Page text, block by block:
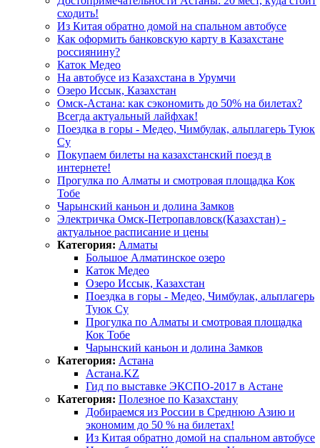
сходить!
Из Китая обратно домой на спальном автобусе
Как оформить банковскую карту в Казахстане
россиянину?
Каток Медео
На автобусе из Казахстана в Урумчи
Озеро Иссык, Казахстан
Омск-Астана: как сэкономить до 50% на билетах?
Всегда актуальный лайфхак!
Поездка в горы - Медео, Чимбулак, альплагерь Туюк
Су
Покупаем билеты на казахстанский поезд в
интернете!
Прогулка по Алматы и смотровая площадка Кок
Тобе
Чарынский каньон и долина Замков
Электричка Омск-Петропавловск(Казахстан) -
актуальное расписание и цены
Категория: Алматы
Большое Алматинское озеро
Каток Медео
Озеро Иссык, Казахстан
Поездка в горы - Медео, Чимбулак, альплагерь
Туюк Су
Прогулка по Алматы и смотровая площадка
Кок Тобе
Чарынский каньон и долина Замков
Категория: Астана
Астана.KZ
Гид по выставке ЭКСПО-2017 в Астане
Категория: Полезное по Казахстану
Добираемся из России в Среднюю Азию и
экономим до 50 % на билетах!
Из Китая обратно домой на спальном автобусе